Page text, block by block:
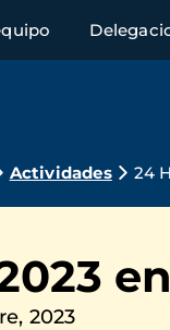
Actividades 24
2023